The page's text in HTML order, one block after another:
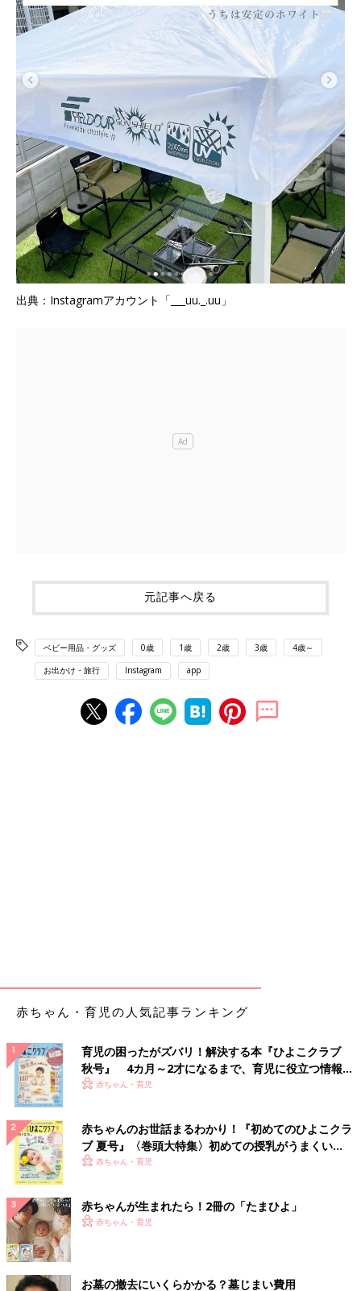
出典：Instagramアカウント「___uu._.uu」
元記事へ戻る
ベビー用品・グッズ 0歳 1歳 2歳 3歳 4歳～
お出かけ・旅行 Instagram app
赤ちゃん・育児の人気記事ランキング
育児の困ったがズバリ！解決する本『ひよこクラブ
秋号』 4カ月～2才になるまで、育児に役立つ情報が
いっぱい！
赤ちゃん・育児
赤ちゃんのお世話まるわかり！『初めてのひよこクラ
ブ 夏号』〈巻頭大特集〉初めての授乳がうまくい
く！ おっぱい・ミルクの基本と夏のトラブル 解決テ
赤ちゃん・育児
赤ちゃんが生まれたら！2冊の「たまひよ」
赤ちゃん・育児
お墓の撤去にいくらかかる？墓じまい費用